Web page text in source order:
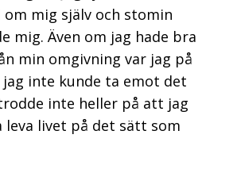
om mig självoch stomin
mig. Även om jag hade bra
min omgivning var jag på
inte kunde ta emot det
inte heller på att jag
leva livet på det sätt som